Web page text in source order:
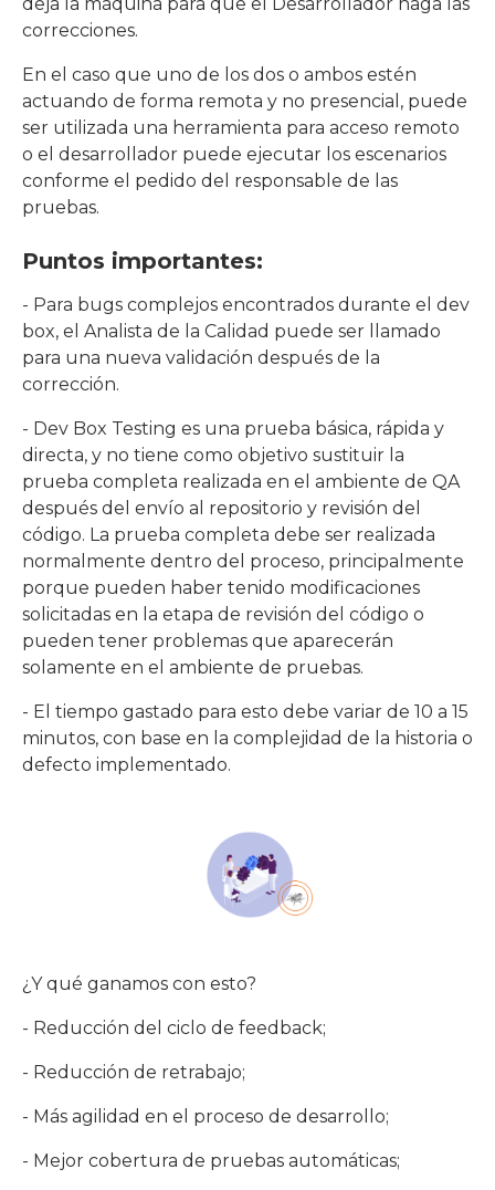
correcciones.
En el caso que uno de los dos o ambos estén
actuando de forma remota y no presencial, puede
ser utilizada una herramienta para acceso remoto
o el desarrollador puede ejecutar los escenarios
conforme el pedido del responsable de las
pruebas.
Puntos importantes:
- Para bugs complejos encontrados durante el dev
box, el Analista de la Calidad puede ser llamado
para una nueva validación después de la
corrección.
- Dev Box Testing es una prueba básica, rápida y
directa, y no tiene como objetivo sustituir la
prueba completa realizada en el ambiente de QA
después del envío al repositorio y revisión del
código. La prueba completa debe ser realizada
normalmente dentro del proceso, principalmente
porque pueden haber tenido modificaciones
solicitadas en la etapa de revisión del código o
pueden tener problemas que aparecerán
solamente en el ambiente de pruebas.
- El tiempo gastado para esto debe variar de 10 a 15
minutos, con base en la complejidad de la historia o
defecto implementado.
¿Y qué ganamos con esto?
- Reducción del ciclo de feedback;
- Reducción de retrabajo;
- Más agilidad en el proceso de desarrollo;
- Mejor cobertura de pruebas automáticas;